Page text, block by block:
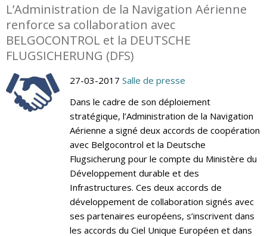
L’Administration de la Navigation Aérienne
renforce sa collaboration avec
BELGOCONTROL et la DEUTSCHE
FLUGSICHERUNG (DFS)
27-03-2017 Salle de presse
Dans le cadre de son déploiement
stratégique, l’Administration de la Navigation
Aérienne a signé deux accords de coopération
avec Belgocontrol et la Deutsche
Flugsicherung pour le compte du Ministère du
Développement durable et des
Infrastructures. Ces deux accords de
développement de collaboration signés avec
ses partenaires européens, s’inscrivent dans
les accords du Ciel Unique Européen et dans